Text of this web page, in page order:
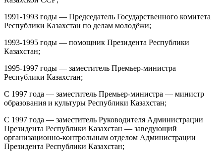
1991-1993 годы — Председатель Государственного комитета
Республики Казахстан по делам молодёжи;
1993-1995 годы — помощник Президента Республики
Казахстан;
1995-1997 годы — заместитель Премьер-министра
Республики Казахстан;
С 1997 года — заместитель Премьер-министра — министр
образования и культуры Республики Казахстан;
С 1997 года — заместитель Руководителя Администрации
Президента Республики Казахстан — заведующий
организационно-контрольным отделом Администрации
Президента Республики Казахстан;